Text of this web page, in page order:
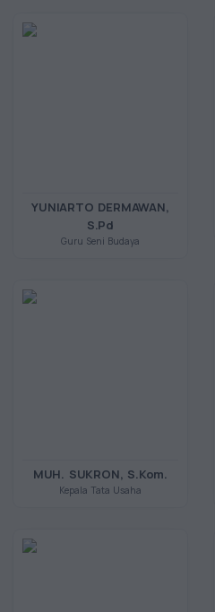
YUNIARTO DERMAWAN,
S.Pd
Guru Seni Budaya
MUH. SUKRON, S.Kom.
Kepala Tata Usaha